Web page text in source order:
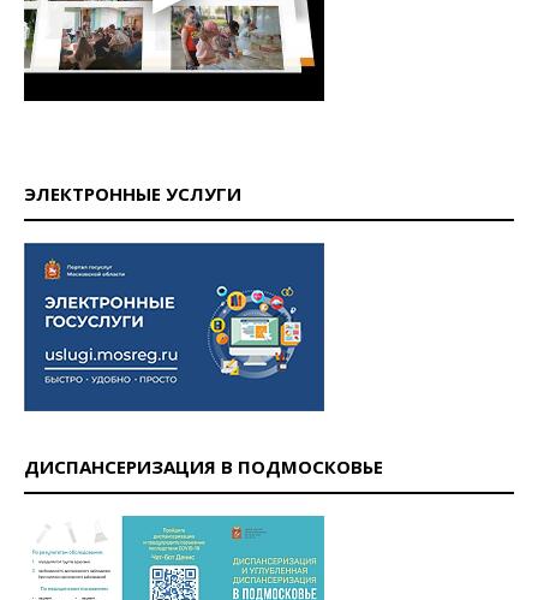
ЭЛЕКТРОННЫЕ УСЛУГИ
ДИСПАНСЕРИЗАЦИЯ В ПОДМОСКОВЬЕ